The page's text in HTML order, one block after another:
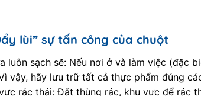
lùi” sự tấn công của chuột
luôn sạch sẽ: Nếu nơi ở và làm việc (đặc
vậy, hãy lưu trữ tất cả thực phẩm đúng
rác thải: Đặt thùng rác, khu vực để rác